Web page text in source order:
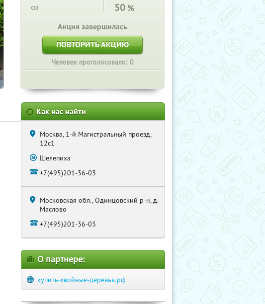
∞ 50 %
Акция завершилась
ПОВТОРИТЬ АКЦИЮ
Человек проголосовало: 0
Как нас найти
Москва, 1-й Магистральный проезд,
12с1
Шелепиха
+7(495)201-36-03
Московская обл., Одинцовский р-н, д.
Маслово
+7(495)201-36-03
О партнере:
купить-хвойные-деревья.рф